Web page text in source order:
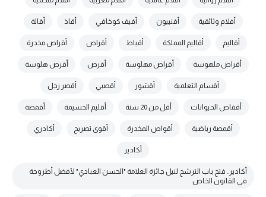
أفلام وثائقية أفنييون أفيف كوخافي أقاذ أقالة
أقاليم أقاليم المملكة أقباط أقراص أقراص مخدرة
أقراص ملهوسة أقراص مهلوسة أقرص أقرص هلوسة
أقسام التعلمية أقشور أقصبي أقصر رجل
أقفاص الحيوانات أقل من 20 سنة أقليم الحسيمة أقمصة
أقمصة رياضية أقواص المخدرة أقوى تصريح أكادري
أكادير
أكادير.. فتح باب الترشح لنيل جائزة العلامة "الحسن العبادي" لأفضل أطروحة
في القانون الخاص